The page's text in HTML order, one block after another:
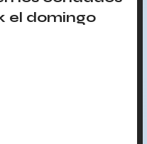
el domingo